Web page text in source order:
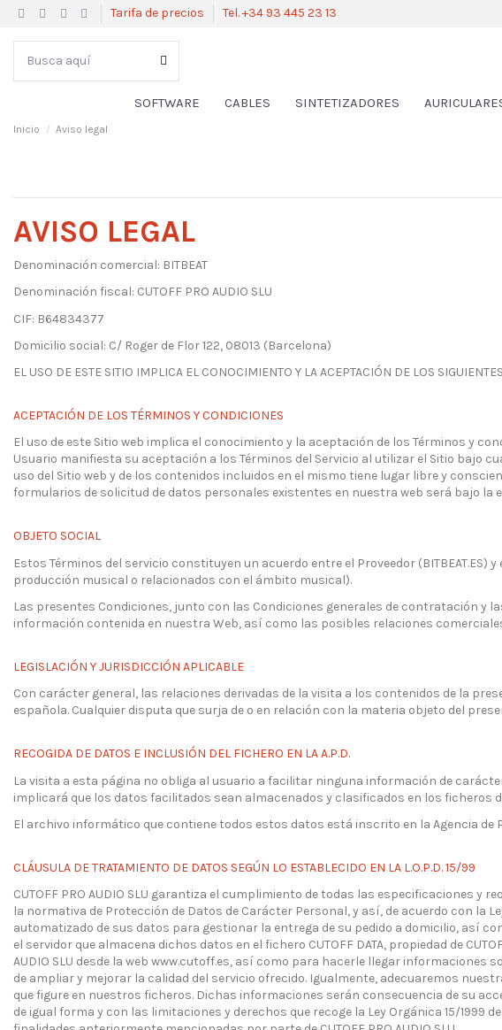
Tarifa de precios Tel. +34 93 445 23 13
SOFTWARE CABLES SINTETIZADORES
Inicio Aviso legal
AVISO LEGAL
Denominación comercial: BITBEAT
Denominación fiscal: CUTOFF PRO AUDIO SLU
CIF: B64834377
Domicilio social: C/ Roger de Flor 122, 08013 (Barcelona)
EL USO DE ESTE SITIO IMPLICA EL CONOCIMIENTO Y LA ACEPTACIÓN DE LOS
ACEPTACIÓN DE LOS TÉRMINOS Y CONDICIONES
El uso de este Sitio web implica el conocimiento y la aceptación de los Términos y
Usuario manifiesta su aceptación a los Términos del Servicio al utilizar el Sitio bajo
uso del Sitio web y de los contenidos incluidos en el mismo tiene lugar libre y
formularios de solicitud de datos personales existentes en nuestra web será bajo la
OBJETO SOCIAL
Estos Términos del servicio constituyen un acuerdo entre el Proveedor
producción musical o relacionados con el ámbito musical).
Las presentes Condiciones, junto con las Condiciones generales de contratación y
información contenida en nuestra Web, así como las posibles relaciones
LEGISLACIÓN Y JURISDICCIÓN APLICABLE
Con carácter general, las relaciones derivadas de la visita a los contenidos de la
española. Cualquier disputa que surja de o en relación con la materia objeto del
RECOGIDA DE DATOS E INCLUSIÓN DEL FICHERO EN LA A.P.D.
La visita a esta página no obliga al usuario a facilitar ninguna información de
implicará que los datos facilitados sean almacenados y clasificados en los ficheros
El archivo informático que contiene todos estos datos está inscrito en la Agencia de
CLÁUSULA DE TRATAMIENTO DE DATOS SEGÚN LO ESTABLECIDO EN LA L.O.P.D. 15/99
CUTOFF PRO AUDIO SLU garantiza el cumplimiento de todas las especificaciones y
la normativa de Protección de Datos de Carácter Personal, y así, de acuerdo con la
automatizado de sus datos para gestionar la entrega de su pedido a domicilio, así
el servidor que almacena dichos datos en el fichero CUTOFF DATA, propiedad de
AUDIO SLU desde la web www.cutoff.es, así como para hacerle llegar
de ampliar y mejorar la calidad del servicio ofrecido. Igualmente, adecuaremos
que figure en nuestros ficheros. Dichas informaciones serán consecuencia de su
de igual forma y con las limitaciones y derechos que recoge la Ley Orgánica 15/